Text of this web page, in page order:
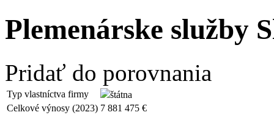
Plemenárske služby
Pridať do porovnania
Typ vlastníctva firmy
štátna
Celkové výnosy (2023) 7 881 475 €